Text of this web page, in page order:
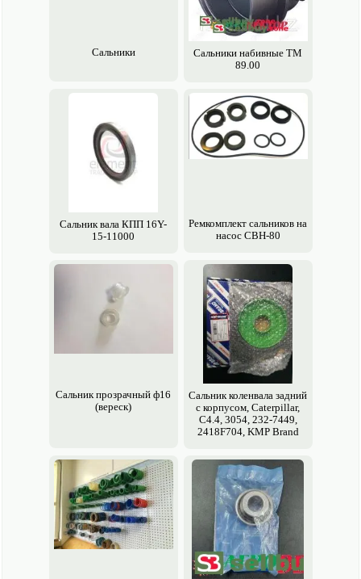
Сальники
Cальники набивные ТМ
89.00
Сальник вала КПП 16Y-
15-11000
Ремкомплект сальников на
насос СВН-80
Сальник прозрачный ф16
(вереск)
Сальник коленвала задний
с корпусом, Caterpillar,
C4.4, 3054, 232-7449,
2418F704, KMP Brand